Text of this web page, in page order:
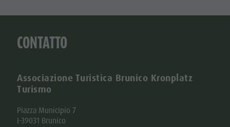
CONTATTO
Associazione Turistica Brunico Kronplatz
Turismo
Piazza Municipio 7
I-39031 Brunico